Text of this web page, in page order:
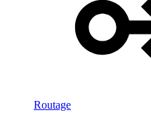
Routage